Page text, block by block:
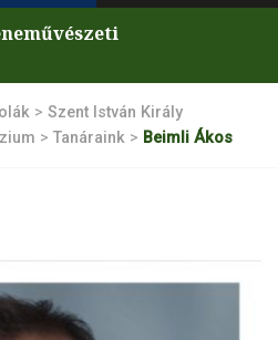
> Szent István Király
> Tanáraink > Beimli Ákos